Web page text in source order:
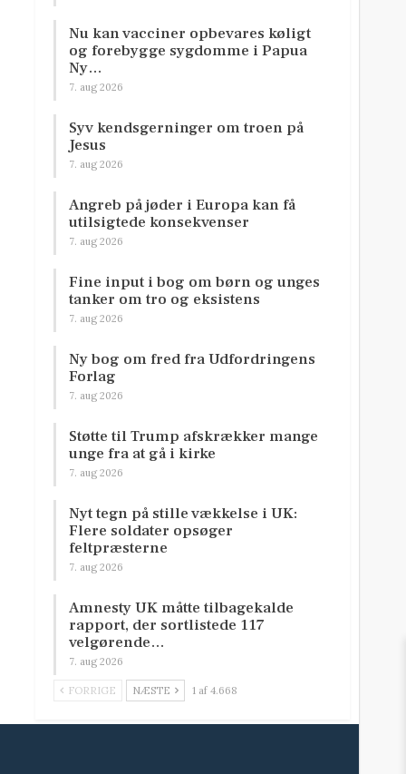
Nu kan vacciner opbevares køligt
og forebygge sygdomme i Papua
Ny…
7. aug 2026
Syv kendsgerninger om troen på
Jesus
7. aug 2026
Angreb på jøder i Europa kan få
utilsigtede konsekvenser
7. aug 2026
Fine input i bog om børn og unges
tanker om tro og eksistens
7. aug 2026
Ny bog om fred fra Udfordringens
Forlag
7. aug 2026
Støtte til Trump afskrækker mange
unge fra at gå i kirke
7. aug 2026
Nyt tegn på stille vækkelse i UK:
Flere soldater opsøger
feltpræsterne
7. aug 2026
Amnesty UK måtte tilbagekalde
rapport, der sortlistede 117
velgørende…
7. aug 2026
FORRIGE NÆSTE 1 af 4.668